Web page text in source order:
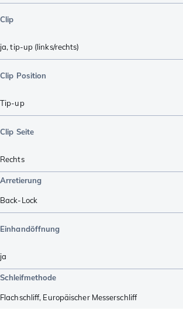
Clip
ja, tip-up (links/rechts)
Clip Position
Tip-up
Clip Seite
Rechts
Arretierung
Back-Lock
Einhandöffnung
ja
Schleifmethode
Flachschliff, Europäischer Messerschliff